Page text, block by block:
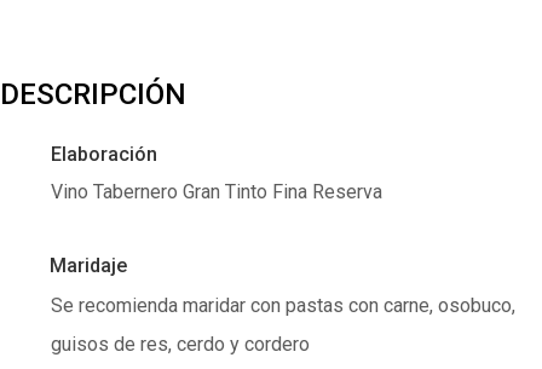
DESCRIPCIÓN
Elaboración
Vino Tabernero Gran Tinto Fina Reserva
Maridaje
Se recomienda maridar con pastas con carne, osobuco,
guisos de res, cerdo y cordero